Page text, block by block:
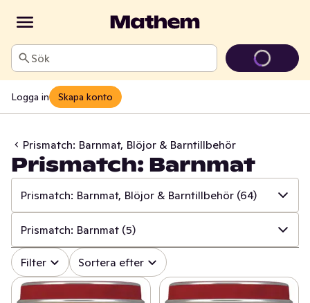
Sök
Logga in Skapa konto
Prismatch: Barnmat, Blöjor & Barntillbehör
Prismatch: Barnmat
Prismatch: Barnmat, Blöjor & Barntillbehör (64)
✓ Alla (533)
✓ Prismatch: Frukt & Grönt (13)
✓ Prismatch: Fisk & Skaldjur (13)
Prismatch: Barnmat (5)
✓ Alla (64)
✓
Filter Sortera efter